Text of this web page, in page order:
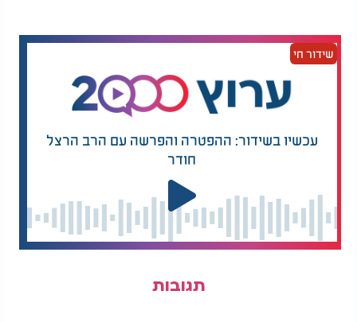
שידור חי
עכשיו בשידור: ההפטרה והפרשה עם הרב הרצל
חודר
תגובות